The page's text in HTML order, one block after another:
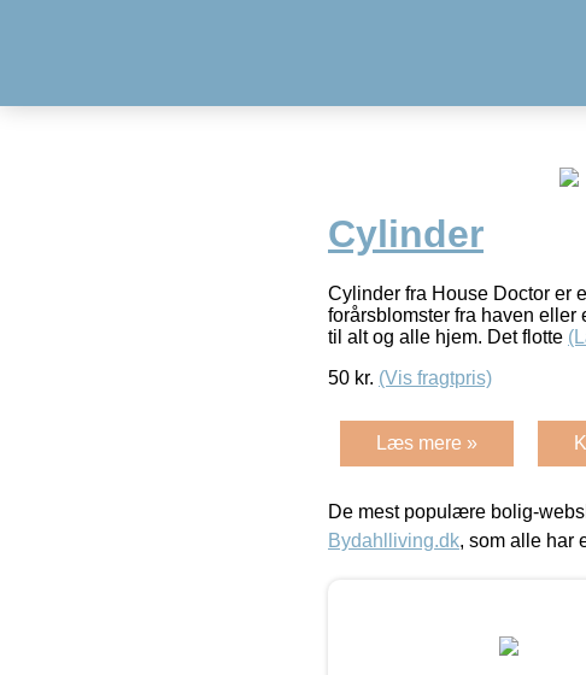
Cylinder
Cylinder fra House Doctor er
forårsblomster fra haven eller
til alt og alle hjem. Det flotte
50 kr. (Vis fragtpris)
Læs mere »
De mest populære bolig-
Bydahlliving.dk, som alle har